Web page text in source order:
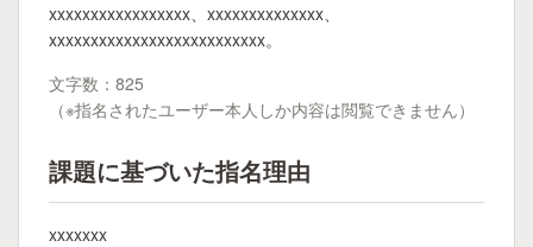
xxxxxxxxxxxxxxxxx、xxxxxxxxxxxxxx、
xxxxxxxxxxxxxxxxxxxxxxxxxx。
文字数：825
（※指名されたユーザー本人しか内容は閲覧できません）
課題に基づいた指名理由
xxxxxxx